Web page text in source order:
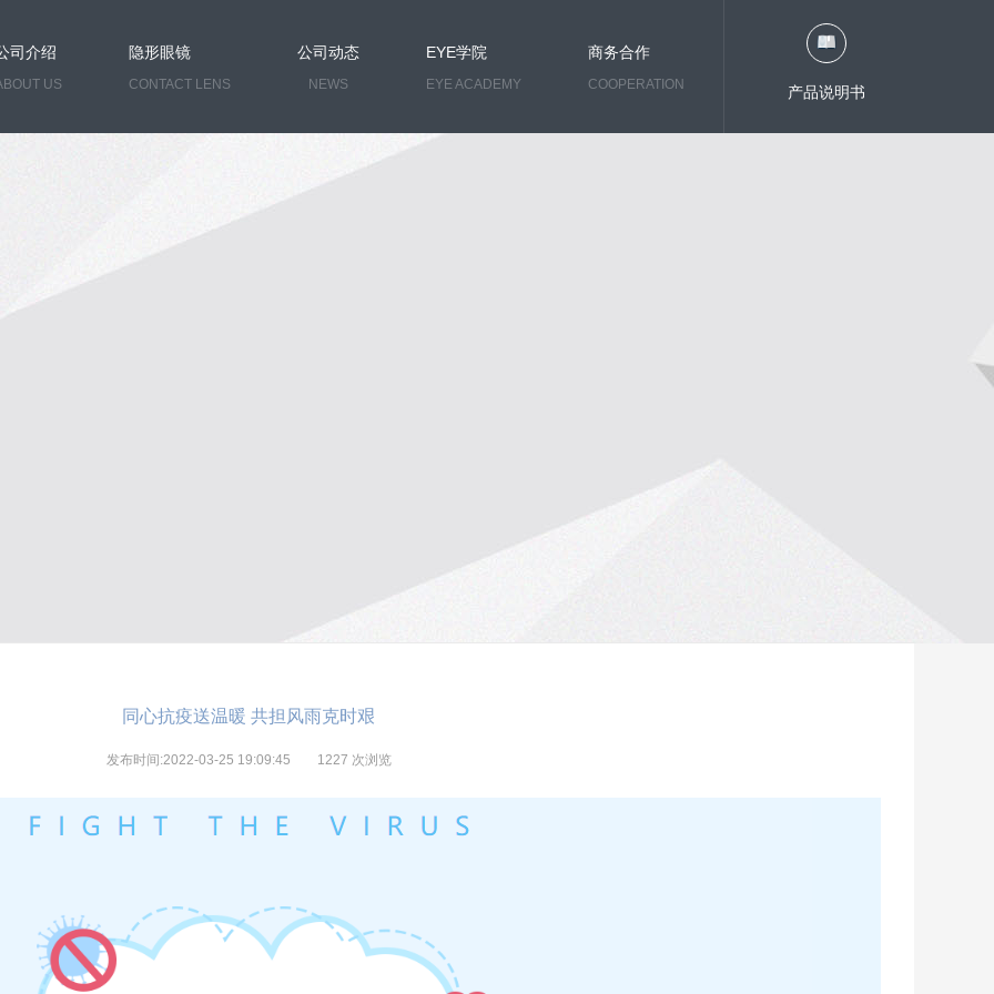
司介绍
US
隐形眼镜
CONTACT LENS
公司动态
NEWS
EYE学院
EYE ACADEMY
商务合作
COOPERATION 产品说明书
同心抗疫送温暖 共担风雨克时艰
发布时间:2022-03-25 19:09:45 1227 次浏览